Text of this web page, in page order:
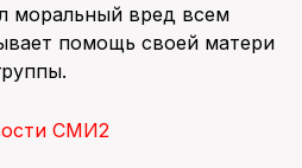
моральный вред всем
помощь своей матери
СМИ2